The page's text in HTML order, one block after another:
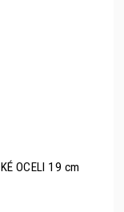
OCELI 19 cm